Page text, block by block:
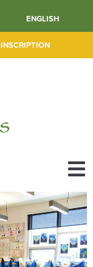
ENGLISH
INSCRIPTION